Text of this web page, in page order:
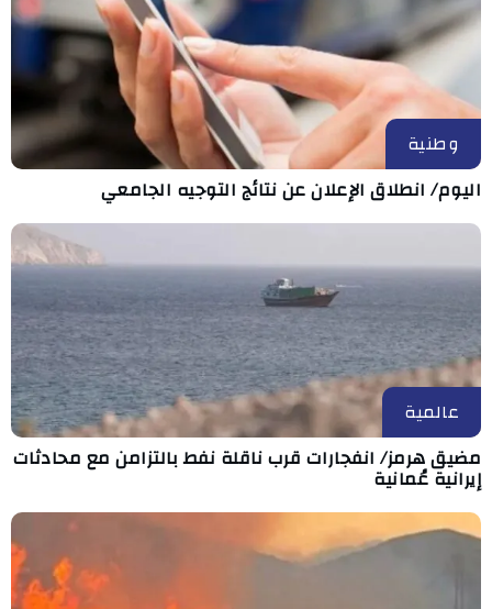
وطنية
اليوم/ انطلاق الإعلان عن نتائج التوجيه الجامعي
عالمية
مضيق هرمز/ انفجارات قرب ناقلة نفط بالتزامن مع محادثات
إيرانية عُمانية